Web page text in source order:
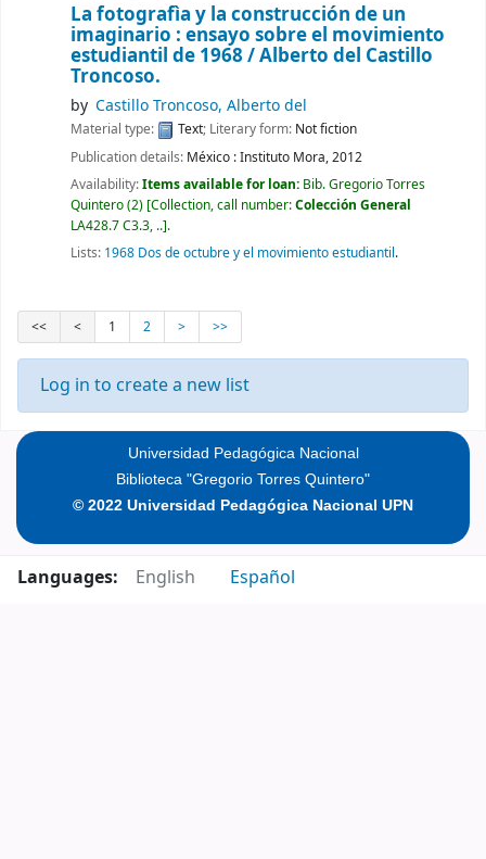
La fotografìa y la construcción de un
imaginario : ensayo sobre el movimiento
estudiantil de 1968 /Alberto del Castillo
Troncoso.
by Castillo Troncoso, Alberto del
Material type: Text; Literary form: Not fiction
Publication details: México :Instituto Mora,2012
Availability:Items available for loan: Bib. Gregorio Torres
Quintero(2) Collection, call number:Colección General
LA428.7 C3.3, .. .
Lists: 1968 Dos de octubre y el movimiento estudiantil.
<< < 1 2 > >>
Log in to create a new list
Universidad Pedagógica Nacional
Biblioteca "Gregorio Torres Quintero"
© 2022 Universidad Pedagógica Nacional UPN
Languages: English Español